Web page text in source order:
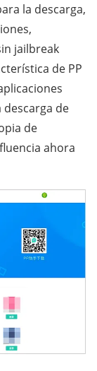
la descarga,
jailbreak
de PP
de
de
ahora